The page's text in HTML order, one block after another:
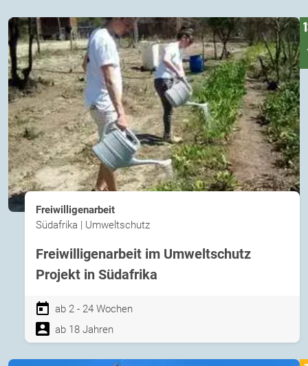
Freiwilligenarbeit
Südafrika | Umweltschutz
Freiwilligenarbeit im Umweltschutz
Projekt in Südafrika
ab 2 - 24 Wochen
ab 18 Jahren